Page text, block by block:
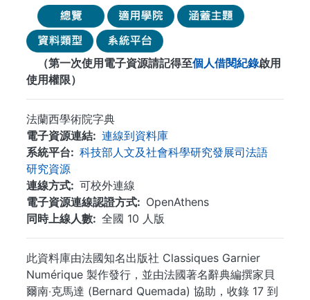
（第一次使用電子資源請記得至個人借閱紀錄啟用
使用權限）
法蘭西學術院字典
電子資源連結
連線到資料庫
系統平台
科技部人文及社會科學研究發展司法語
研究資源
連線方式
可校外連線
電子資源連線認證方式
OpenAthens
同時上線人數
全國 10 人版
此資料庫由法國知名出版社 Classiques Garnier
Numérique 製作發行，並由法國著名辭典編撰家貝
爾南‧克馬達 (Bernard Quemada) 協助，收錄 17 到